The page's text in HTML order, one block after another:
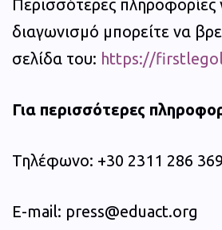
Περισσότερες πληροφορίες
διαγωνισμό μπορείτε να
σελίδα του: https://
Για περισσότερες
Τηλέφωνο: +30 2311 286 369
E-mail: press@eduact.org